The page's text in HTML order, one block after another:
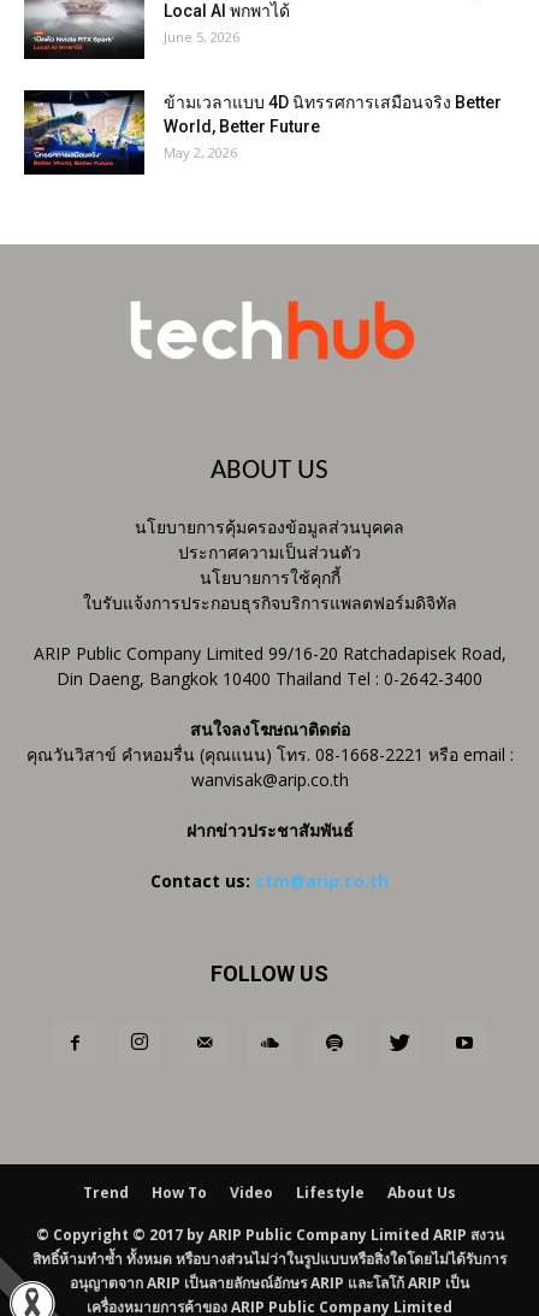
Local AI พกพาได้
June 5, 2026
ข้ามเวลาแบบ 4D นิทรรศการเสมือนจริง Better
World, Better Future
May 2, 2026
ABOUT US
นโยบายการคุ้มครองข้อมูลส่วนบุคคล
ประกาศความเป็นส่วนตัว
นโยบายการใช้คุกกี้
ใบรับแจ้งการประกอบธุรกิจบริการแพลตฟอร์มดิจิทัล
ARIP Public Company Limited 99/16-20 Ratchadapisek Road,
Din Daeng, Bangkok 10400 Thailand Tel : 0-2642-3400
สนใจลงโฆษณาติดต่อ
คุณวันวิสาข์ คำหอมรื่น (คุณแนน) โทร. 08-1668-2221 หรือ email :
wanvisak@arip.co.th
ฝากข่าวประชาสัมพันธ์
Contact us: ctm@arip.co.th
FOLLOW US
Trend How To Video Lifestyle About Us
© Copyright © 2017 by ARIP Public Company Limited ARIP สงวน
สิทธิ์ห้ามทำซ้ำ ทั้งหมด หรือบางส่วนไม่ว่าในรูปแบบหรือสิ่งใดโดยไม่ได้รับการ
อนุญาตจาก ARIP เป็นลายลักษณ์อักษร ARIP และโลโก้ ARIP เป็น
เครื่องหมายการค้าของ ARIP Public Company Limited